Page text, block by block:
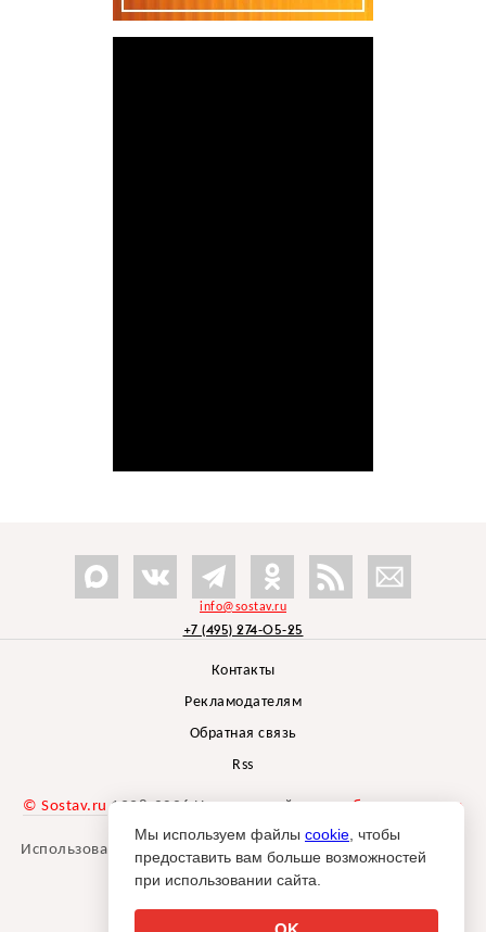
info@sostav.ru
+7 (495) 274-05-25
Контакты
Рекламодателям
Обратная связь
Rss
© Sostav.ru 1998-2026 Независимый проектбрендингового
агентства Depot
Использование материалов Sostav.ru допустимо только при
указании источника.
Мы используем файлы cookie , чтобы
предоставить вам больше возможностей
при использовании сайта.